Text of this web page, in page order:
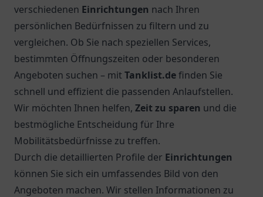
verschiedenen Einrichtungen nach Ihren
persönlichen Bedürfnissen zu filtern und zu
vergleichen. Ob Sie nach speziellen Services,
bestimmten Öffnungszeiten oder besonderen
Angeboten suchen – mit Tanklist.definden Sie
schnell und effizient die passenden Anlaufstellen.
Wir möchten Ihnen helfen, Zeit zu sparen und die
bestmögliche Entscheidung für Ihre
Mobilitätsbedürfnisse zu treffen.
Durch die detaillierten Profile der Einrichtungen
können Sie sich ein umfassendes Bild von den
Angeboten machen. Wir stellen Informationen zu